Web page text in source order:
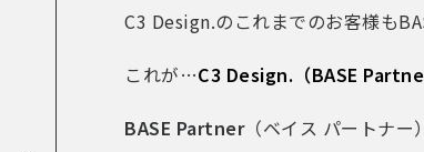
C3 Design.のこれまでのお客様も
これが…C3 Design.（BASE
BASE Partner（ベイス パートナー